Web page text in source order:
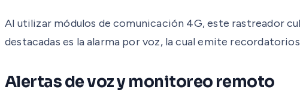
Al utilizar módulos de comunicación 4G, este rastreador
destacadas es la alarma por voz, la cual emite
Alertas de voz y monitoreo remoto